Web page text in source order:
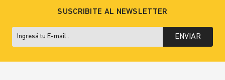
SUSCRIBITE AL NEWSLETTER
ENVIAR